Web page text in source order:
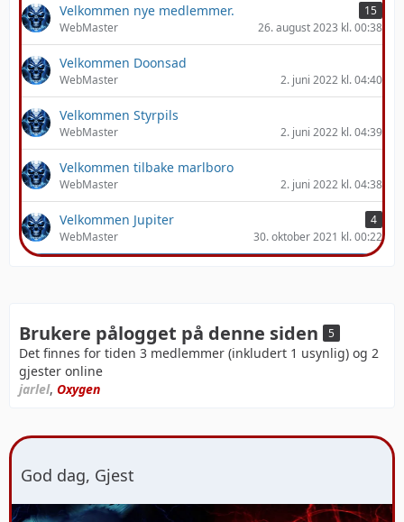
Velkommen nye medlemmer.
15
WebMaster
26. august 2023 kl. 00:38
Velkommen Doonsad
WebMaster 2. juni 2022 kl. 04:40
Velkommen Styrpils
WebMaster 2. juni 2022 kl. 04:39
Velkommen tilbake marlboro
WebMaster 2. juni 2022 kl. 04:38
Velkommen Jupiter
4
WebMaster
30. oktober 2021 kl. 00:22
Brukere pålogget på denne siden 5
Det finnes for tiden 3 medlemmer (inkludert 1 usynlig) og 2
gjester online
jarlel, Oxygen
God dag, Gjest